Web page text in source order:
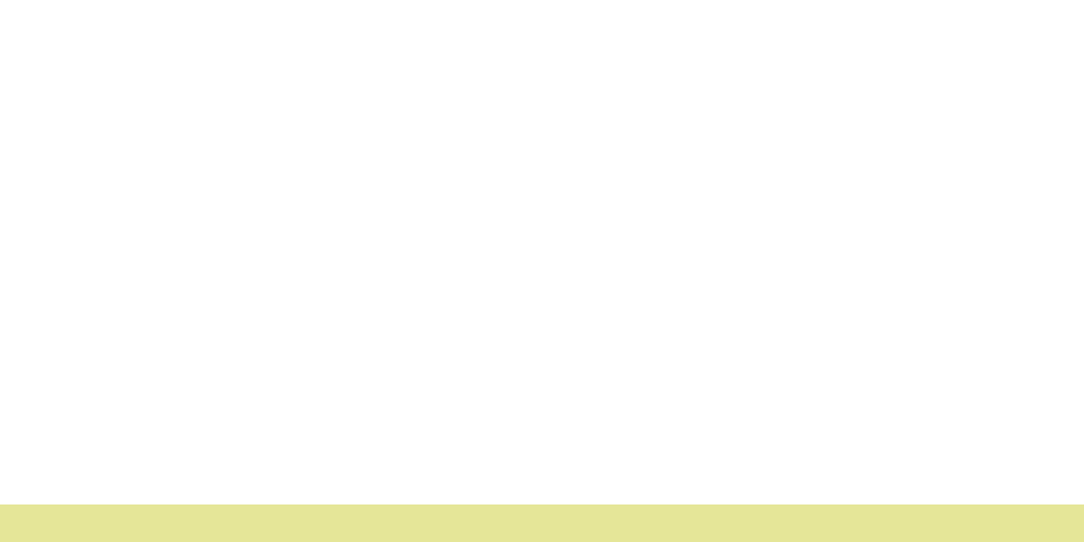
mais un·e
de la vie de la ferme, en lien direct avec
agricoles quotidiens (les profils en découverte
directe et à la relation client
(réseaux sociaux, valorisation des